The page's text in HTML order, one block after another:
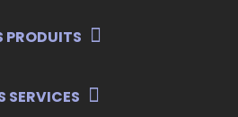
PRODUITS
SERVICES